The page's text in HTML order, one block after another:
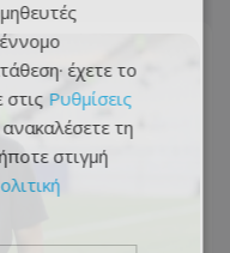
έχετε το
στις Ρυθμίσεις
τη
στιγμή